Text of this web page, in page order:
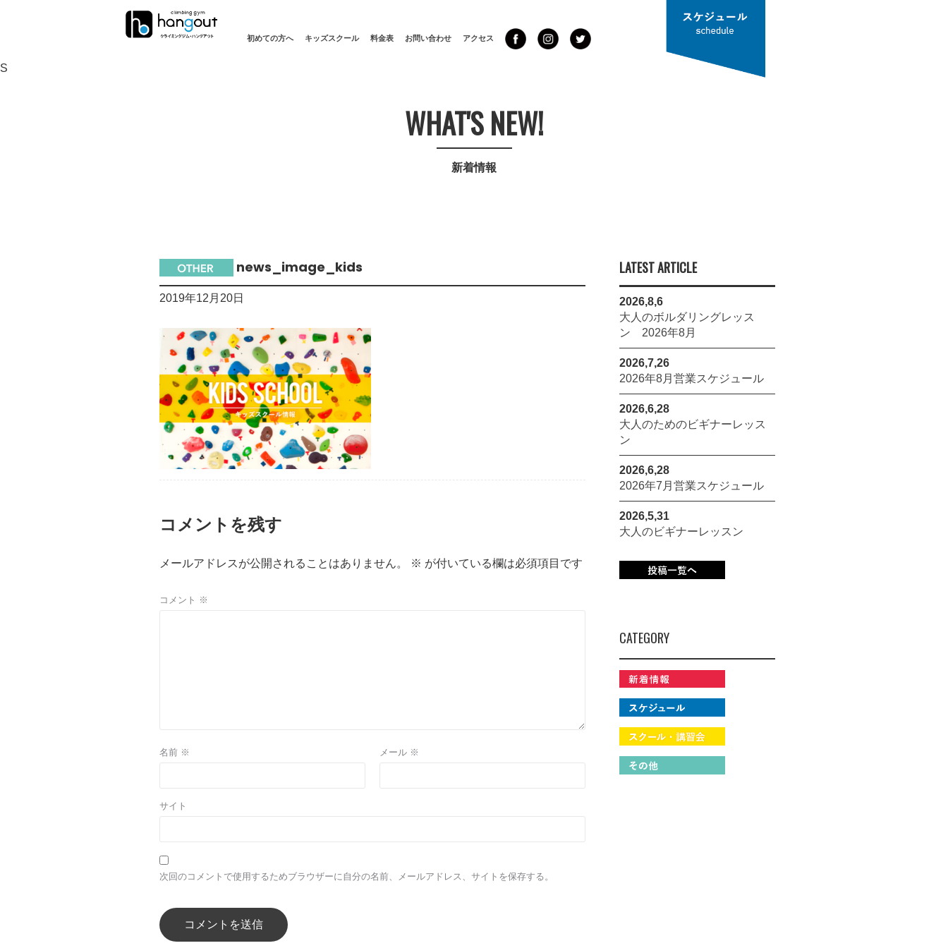
初めての方へ キッズスクール 料金表 お問い合わせ アクセス
S
WHAT'S NEW!
新着情報
news_image_kids
2019年12月20日
コメントを残す
メールアドレスが公開されることはありません。 ※ が付いている欄は必須項目です
コメント ※
名前 ※ メール ※
サイト
次回のコメントで使用するためブラウザーに自分の名前、メールアドレス、サイトを保存する。
LATEST ARTICLE
2026,8,6
大人のボルダリングレッス
ン 2026年8月
2026,7,26
2026年8月営業スケジュール
2026,6,28
大人のためのビギナーレッス
ン
2026,6,28
2026年7月営業スケジュール
2026,5,31
大人のビギナーレッスン
CATEGORY